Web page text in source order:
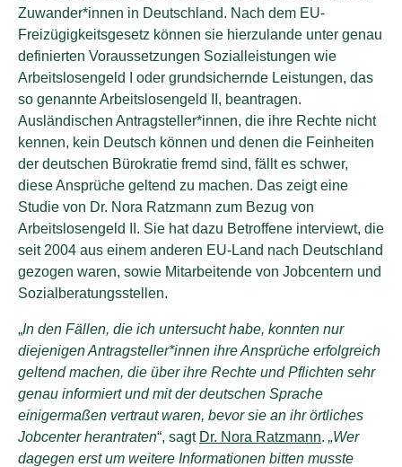
Zuwander*innen in Deutschland. Nach dem EU-
Freizügigkeitsgesetz können sie hierzulande unter genau
definierten Voraussetzungen Sozialleistungen wie
Arbeitslosengeld I oder grundsichernde Leistungen, das
so genannte Arbeitslosengeld II, beantragen.
Ausländischen Antragsteller*innen, die ihre Rechte nicht
kennen, kein Deutsch können und denen die Feinheiten
der deutschen Bürokratie fremd sind, fällt es schwer,
diese Ansprüche geltend zu machen. Das zeigt eine
Studie von Dr. Nora Ratzmann zum Bezug von
Arbeitslosengeld II. Sie hat dazu Betroffene interviewt, die
seit 2004 aus einem anderen EU-Land nach Deutschland
gezogen waren, sowie Mitarbeitende von Jobcentern und
Sozialberatungsstellen.
„In den Fällen, die ich untersucht habe, konnten nur
diejenigen Antragsteller*innen ihre Ansprüche erfolgreich
geltend machen, die über ihre Rechte und Pflichten sehr
genau informiert und mit der deutschen Sprache
einigermaßen vertraut waren, bevor sie an ihr örtliches
Jobcenter herantraten“, sagt Dr. Nora Ratzmann. „Wer
dagegen erst um weitere Informationen bitten musste